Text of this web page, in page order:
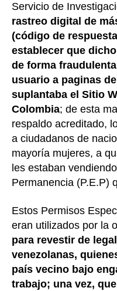
Servicio de
rastreo digital de
(código de
establecer que
de forma
usuario a paginas
suplantaba el Sitio
Colombia; de esta
respaldo acreditado,
a ciudadanos de
mayoría mujeres, a
les estaban
Permanencia (P.E.P)
Estos Permisos
eran utilizados por la
para revestir de
venezolanas,
país vecino bajo
trabajo; una vez,